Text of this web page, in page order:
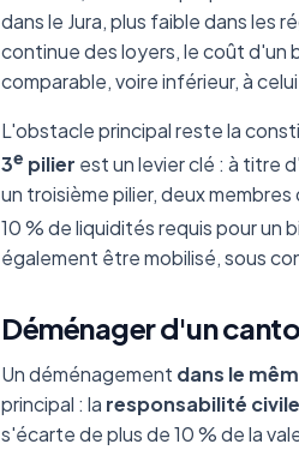
dans le Jura, plus faible dans les
continue des loyers, le coût d'un
comparable, voire inférieur, à
L'obstacle principal reste la
3e pilier est un levier clé : à titre
un troisième pilier, deux
10 % de liquidités requis pour un
également être mobilisé, sous
Déménager d'un
Un déménagement dans le
principal : la responsabilité
s'écarte de plus de 10 % de la